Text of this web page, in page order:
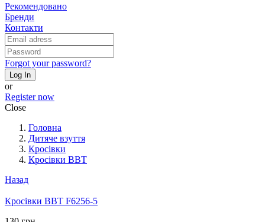
Рекомендовано
Бренди
Контакти
Forgot your password?
Log In
or
Register now
Close
Головна
Дитяче взуття
Кросівки
Кросівки BBT
Назад
Кросівки BBT F6256-5